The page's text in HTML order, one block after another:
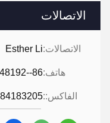
الاتصالات
الاتصالات:Esther Li
هاتف:86--18952048192
الفاكس::